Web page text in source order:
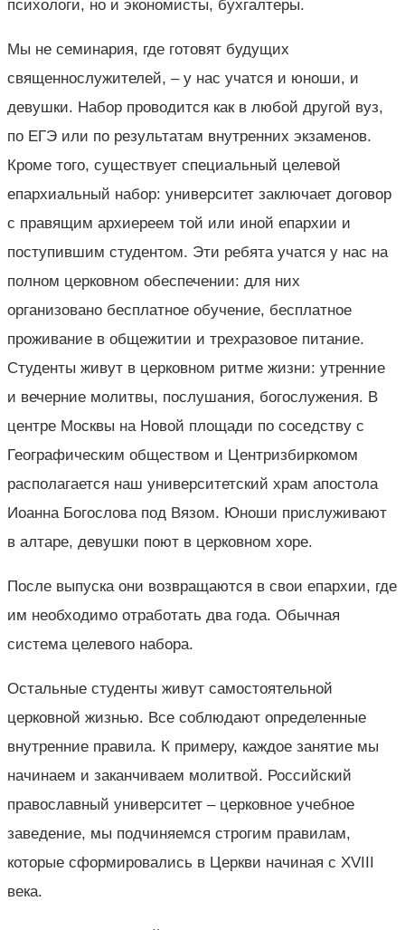
психологи, но и экономисты, бухгалтеры.
Мы не семинария, где готовят будущих
священнослужителей, – у нас учатся и юноши, и
девушки. Набор проводится как в любой другой вуз,
по ЕГЭ или по результатам внутренних экзаменов.
Кроме того, существует специальный целевой
епархиальный набор: университет заключает договор
с правящим архиереем той или иной епархии и
поступившим студентом. Эти ребята учатся у нас на
полном церковном обеспечении: для них
организовано бесплатное обучение, бесплатное
проживание в общежитии и трехразовое питание.
Студенты живут в церковном ритме жизни: утренние
и вечерние молитвы, послушания, богослужения. В
центре Москвы на Новой площади по соседству с
Географическим обществом и Центризбиркомом
располагается наш университетский храм апостола
Иоанна Богослова под Вязом. Юноши прислуживают
в алтаре, девушки поют в церковном хоре.
После выпуска они возвращаются в свои епархии, где
им необходимо отработать два года. Обычная
система целевого набора.
Остальные студенты живут самостоятельной
церковной жизнью. Все соблюдают определенные
внутренние правила. К примеру, каждое занятие мы
начинаем и заканчиваем молитвой. Российский
православный университет – церковное учебное
заведение, мы подчиняемся строгим правилам,
которые сформировались в Церкви начиная с XVIII
века.